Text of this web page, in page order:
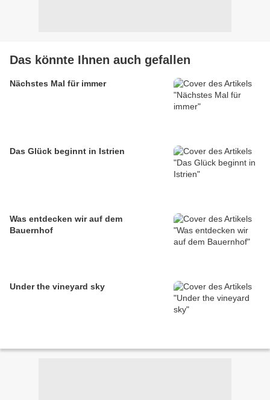
Das könnte Ihnen auch gefallen
Nächstes Mal für immer
Das Glück beginnt in Istrien
Was entdecken wir auf dem
Bauernhof
Under the vineyard sky